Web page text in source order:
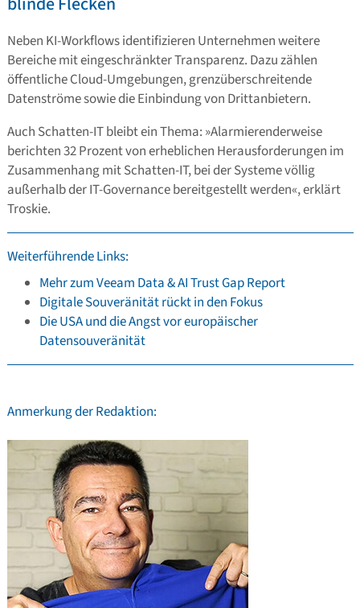
Neben KI-Workflows identifizieren Unternehmen weitere
Bereiche mit eingeschränkter Transparenz. Dazu zählen
öffentliche Cloud-Umgebungen, grenzüberschreitende
Datenströme sowie die Einbindung von Drittanbietern.
Auch Schatten-IT bleibt ein Thema: »Alarmierenderweise
berichten 32 Prozent von erheblichen Herausforderungen im
Zusammenhang mit Schatten-IT, bei der Systeme völlig
außerhalb der IT-Governance bereitgestellt werden«, erklärt
Troskie.
Weiterführende Links:
Mehr zum Veeam Data & AI Trust Gap Report
Digitale Souveränität rückt in den Fokus
Die USA und die Angst vor europäischer
Datensouveränität
Anmerkung der Redaktion: